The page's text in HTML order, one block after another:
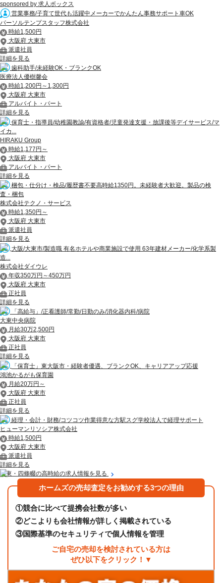
sponsored by 求人ボックス
営業事務/子育て世代も活躍中メーカーでかんたん事務サポート車OK
パーソルテンプスタッフ株式会社
時給1,500円
大阪府 大東市
派遣社員
詳細を見る
歯科助手/未経験OK・ブランクOK
医療法人優樹馨会
時給1,200円～1,300円
大阪府 大東市
アルバイト・パート
詳細を見る
保育士・指導員/幼稚園教諭/有資格者/児童発達支援・放課後等デイサービス/マ
イカ...
HIRAKU Group
時給1,177円～
大阪府 大東市
アルバイト・パート
詳細を見る
梱包・仕分け・検品/履歴書不要高時給1350円。未経験者大歓迎。製品の検
査・梱包
株式会社テクノ・サービス
時給1,350円～
大阪府 大東市
派遣社員
詳細を見る
大阪/大東市/製造職 有名ホテルや商業施設で使用 63年建材メーカー/化学系製
造...
株式会社ダイウレ
年収350万円～450万円
大阪府 大東市
正社員
詳細を見る
「高給与」/正看護師/常勤/日勤のみ/消化器内科/病院
大東中央病院
月給30万2,500円
大阪府 大東市
正社員
詳細を見る
「保育士」東大阪市・経験者優遇、ブランクOK、キャリアアップ応援
鴻池かるがも保育園
月給20万円～
大阪府 大東市
正社員
詳細を見る
経理・会計・財務/コツコツ作業得意な方駅スグ学校法人で経理サポート
ヒューマンリソシア株式会社
時給1,500円
大阪府 大東市
派遣社員
詳細を見る
大東・四條畷の高時給の求人情報を見る
ホームズの売却査定をお勧めする3つの理由
①競合に比べて提携会社数が多い
②どこよりも会社情報が詳しく掲載されている
③国際基準のセキュリティで個人情報を管理
ご自宅の売却を検討されている方は
ぜひ以下をクリック！▼